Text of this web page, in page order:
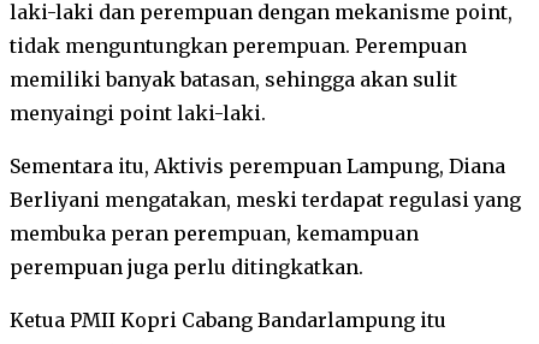
laki-laki dan perempuan dengan mekanisme point,
tidak menguntungkan perempuan. Perempuan
memiliki banyak batasan, sehingga akan sulit
menyaingi point laki-laki.
Sementara itu, Aktivis perempuan Lampung, Diana
Berliyani mengatakan, meski terdapat regulasi yang
membuka peran perempuan, kemampuan
perempuan juga perlu ditingkatkan.
Ketua PMII Kopri Cabang Bandarlampung itu